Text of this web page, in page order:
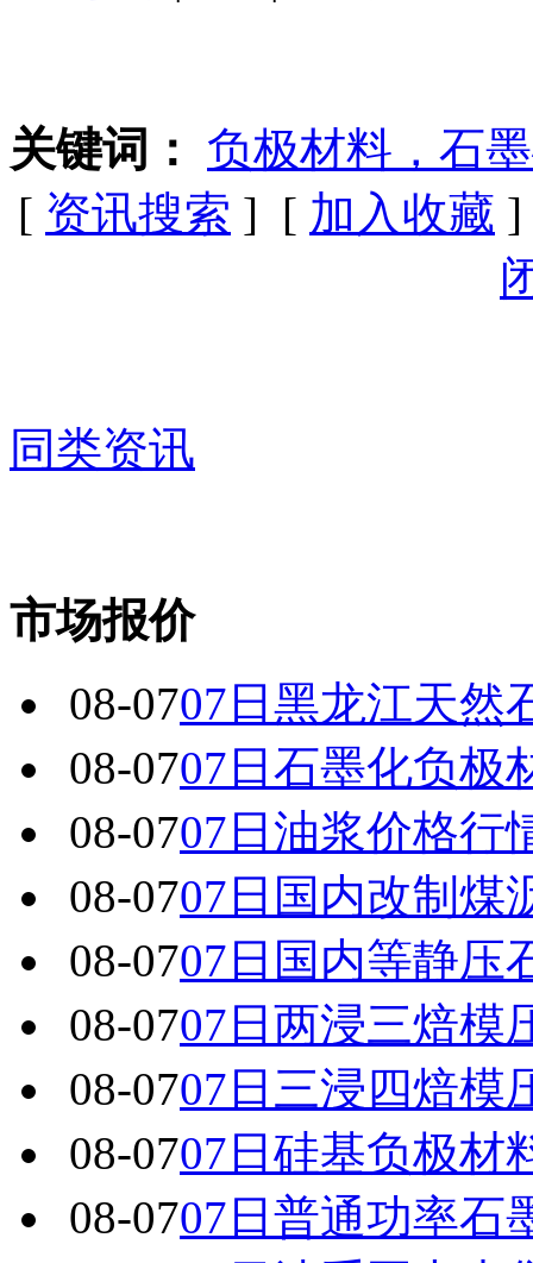
关键词：
负极材料，石
[ 资讯搜索 ] [ 加入收藏
同类资讯
市场报价
08-0707日黑龙江天然
08-0707日石墨化负极
08-0707日油浆价格行
08-0707日国内改制煤
08-0707日国内 等静压
08-0707日两浸三焙模
08-0707日三浸四焙模
08-0707日硅基负极材
08-0707日普通功率石